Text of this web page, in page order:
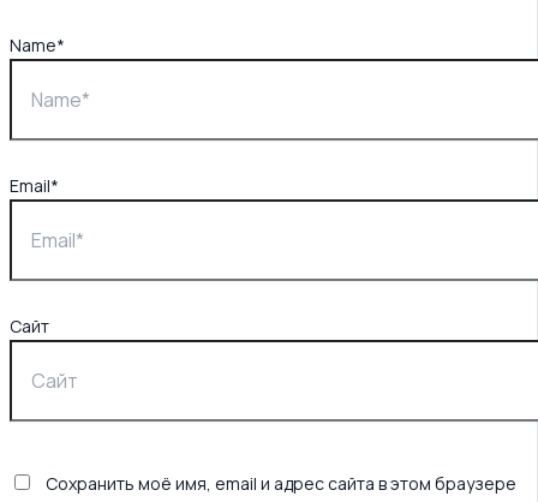
Name*
Email*
Сайт
Сохранить моё имя, email и адрес сайта в этом браузере